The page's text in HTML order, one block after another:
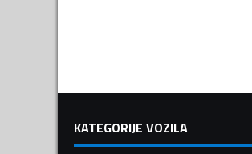
KATEGORIJE VOZILA